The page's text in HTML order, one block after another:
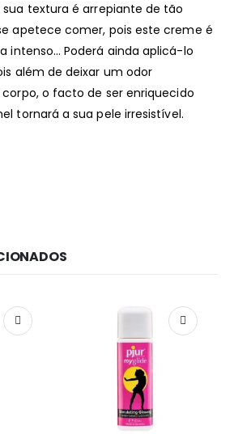
textura é arrepiante de tão
apetece comer, pois este creme é
intenso… Poderá ainda aplicá-lo
além de deixar um odor
o facto de ser enriquecido
tornará a sua pele irresistível.
Redes Sociais
de Pagamento